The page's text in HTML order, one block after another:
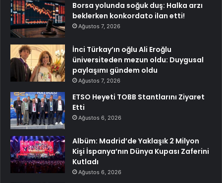
Borsa yolunda soğuk duş: Halka arzı
beklerken konkordato ilan etti!
Ağustos 7, 2026
İnci Türkay’ın oğlu Ali Eroğlu
üniversiteden mezun oldu: Duygusal
paylaşımı gündem oldu
Ağustos 7, 2026
ETSO Heyeti TOBB Stantlarını Ziyaret
Etti
Ağustos 6, 2026
Albüm: Madrid’de Yaklaşık 2 Milyon
Kişi İspanya’nın Dünya Kupası Zaferini
Kutladı
Ağustos 6, 2026